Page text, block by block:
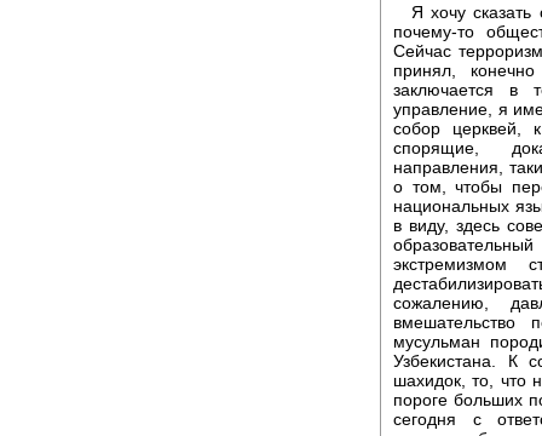
Я хочу
почему-то
Сейчас
принял,
заключается в
управление, я
собор церквей,
спорящие,
направления,
о том, чтобы
национальных
в виду, здесь
экстремизмом
сожалению,
мусульман
Узбекистана. К
шахидок, то, что
пороге больших
сегодня с